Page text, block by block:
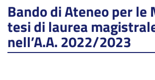
Bando di Ateneo per le
tesi di laurea
nell’A.A. 2022/2023